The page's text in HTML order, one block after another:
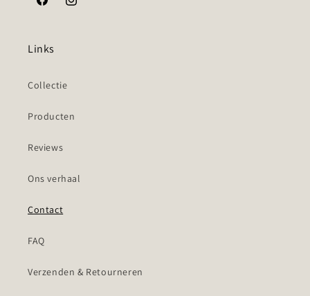
FacebookInstagram
Links
Collectie
Producten
Reviews
Ons verhaal
Contact
FAQ
Verzenden & Retourneren